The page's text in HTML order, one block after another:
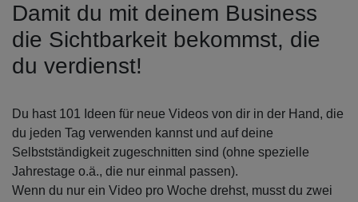
Damit du mit deinem Business
die Sichtbarkeit bekommst, die
du verdienst!
Du hast 101 Ideen für neue Videos von dir in der Hand, die
du jeden Tag verwenden kannst und auf deine
Selbstständigkeit zugeschnitten sind (ohne spezielle
Jahrestage o.ä., die nur einmal passen).
Wenn du nur ein Video pro Woche drehst, musst du zwei